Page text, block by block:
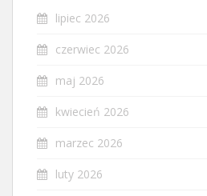
lipiec 2026
czerwiec 2026
maj 2026
kwiecień 2026
marzec 2026
luty 2026